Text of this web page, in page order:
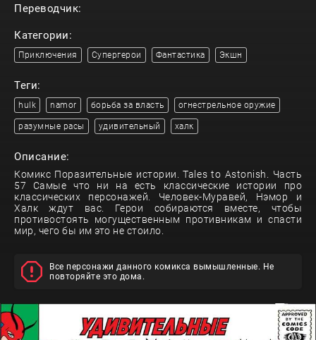
Переводчик:
Категории:
Приключения Супергерои Фантастика Экшн
Теги:
hulk namor борьба за власть огнестрельное оружие
разумные расы удивительный халк
Описание:
Комикс Поразительные истории. Tales to Astonish. Часть
57 Самые что ни на есть классические истории про
классических персонажей. Человек-Муравей, Нэмор и
Халк ждут вас. Герои собираются вместе, чтобы
противостоять могущественным противникам и спасти
мир, чего бы им это не стоило.
Все персонажи данного комикса вымышленные. Не
повторяйте это дома.